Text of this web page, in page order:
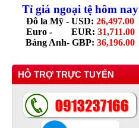
Tỉ giá ngoại tệ hôm nay
Đô la Mỹ - USD: 26,497.00
Euro - EUR: 31,711.00
Bảng Anh- GBP: 36,196.00
HỖ TRỢ TRỰC TUYẾN